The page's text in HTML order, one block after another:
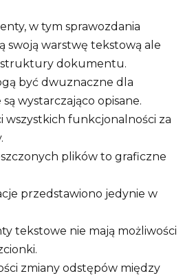
w tym sprawozdania
swoją warstwę tekstową ale
struktury dokumentu.
być dwuznaczne dla
wystarczająco opisane.
wszystkich funkcjonalności za
plików to graficzne
przedstawiono jedynie w
tekstowe nie mają możliwości
zmiany odstępów między